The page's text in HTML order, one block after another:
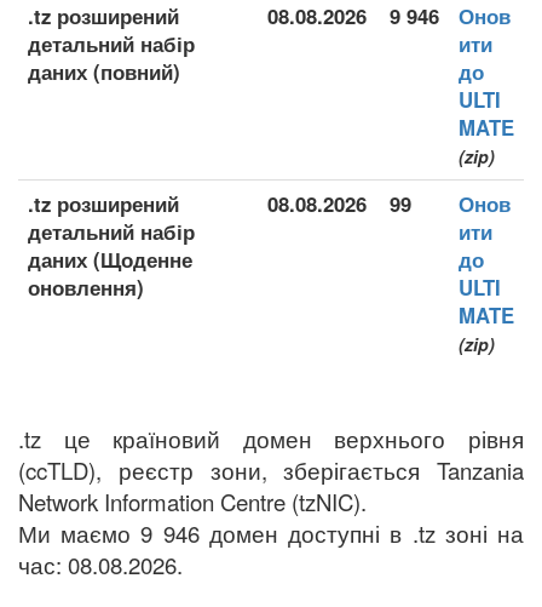
.tz розширений
детальний набір
даних (повний)
08.08.2026 9 946
Онов
ити
до
ULTI
MATE
(zip)
.tz розширений
детальний набір
даних (Щоденне
оновлення)
08.08.2026 99
Онов
ити
до
ULTI
MATE
(zip)
.tz це країновий домен верхнього рівня
(ccTLD), реєстр зони, зберігається Tanzania
Network Information Centre (tzNIC).
Ми маємо 9 946 домен доступні в .tz зоні на
час: 08.08.2026.